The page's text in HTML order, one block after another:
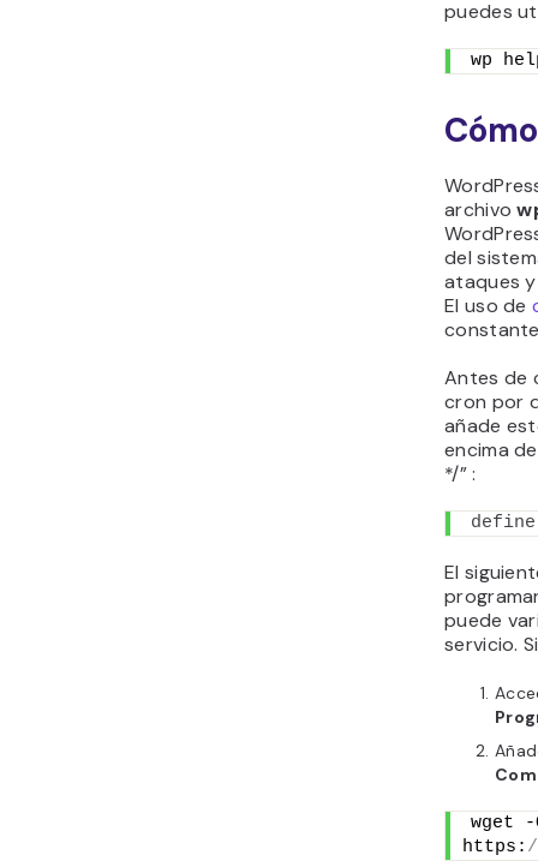
puedes
wp
archivo
del
ataques
El uso de
Antes de
cron por
añade
encima
*/” :
define
El
puede
servicio.
wget
https: